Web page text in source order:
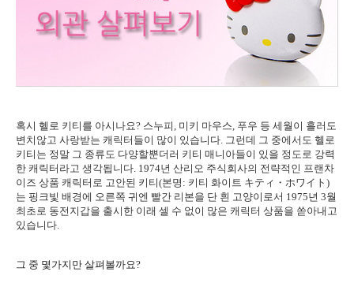
혹시 헬로 키티를 아시나요? 스누피, 미키 마우스, 푸우 등 세월이 흘러도
변치않고 사랑받는 캐릭터들이 많이 있습니다. 그런데 그 중에서도 헬로
키티는 정말 그 종류도 다양할뿐더러 키티 매니아들이 있을 정도로 강력
한 캐릭터라고 생각됩니다. 1974년 산리오 주식회사의 전략적인 프랜차
이즈 상품 캐릭터로 고안된 키티(본명: 키티 화이트 キティ・ホワイト )
는 핑크빛 배경에 오른쪽 귀엔 빨간 리본을 단 흰 고양이로서 1975년 3월
최초로 동전지갑을 출시한 이래 셀 수 없이 많은 캐릭터 상품을 쏟아내고
있습니다.
그 중 몇가지만 살펴볼까요?